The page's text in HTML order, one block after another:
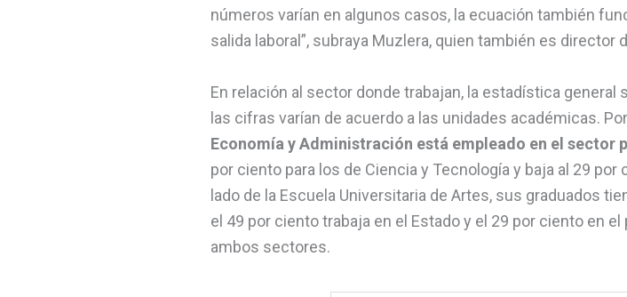
números varían en algunos casos, la ecuación también
salida laboral”, subraya Muzlera, quien también es director
En relación al sector donde trabajan, la estadística
las cifras varían de acuerdo a las unidades académicas.
Economía y Administración está empleado en el sector
por ciento para los de Ciencia y Tecnología y baja al 29
lado de la Escuela Universitaria de Artes, sus graduados
el 49 por ciento trabaja en el Estado y el 29 por ciento en
ambos sectores.